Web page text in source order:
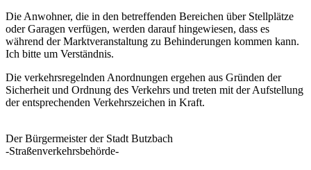
Die Anwohner, die in den betreffenden Bereichen über Stellplätze
oder Garagen verfügen, werden darauf hingewiesen, dass es
während der Marktveranstaltung zu Behinderungen kommen kann.
Ich bitte um Verständnis.
Die verkehrsregelnden Anordnungen ergehen aus Gründen der
Sicherheit und Ordnung des Verkehrs und treten mit der Aufstellung
der entsprechenden Verkehrszeichen in Kraft.
Der Bürgermeister der Stadt Butzbach
-Straßenverkehrsbehörde-